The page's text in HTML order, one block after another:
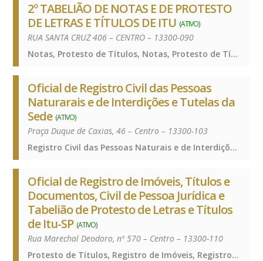
2º TABELIÃO DE NOTAS E DE PROTESTO
DE LETRAS E TÍTULOS DE ITU (ATIVO)
RUA SANTA CRUZ 406 – CENTRO – 13300-090
Notas, Protesto de Títulos, Notas, Protesto de Títulos, Notas, Protesto de Títulos
Oficial de Registro Civil das Pessoas
Naturarais e de Interdições e Tutelas da
Sede (ATIVO)
Praça Duque de Caxias, 46 – Centro – 13300-103
Registro Civil das Pessoas Naturais e de Interdições e Tutelas, Registro Civil das Pessoas Naturais e de Interdições e Tutelas, Registro Civil das Pessoas Naturais e de Interdições e Tutelas
Oficial de Registro de Imóveis, Títulos e
Documentos, Civil de Pessoa Jurídica e
Tabelião de Protesto de Letras e Títulos
de Itu-SP (ATIVO)
Rua Marechal Deodoro, nº 570 – Centro – 13300-110
Protesto de Títulos, Registro de Imóveis, Registro de Títulos e Documentos e Civis das Pessoas Jurídicas, Protesto de Títulos, Registro de Imóveis, Registro de Títulos e Documentos e Civis das Pessoas Jurídicas, Protesto de Títulos, Registro de Imóveis, Registro de Títulos e Documentos e Civis das Pessoas Jurídicas